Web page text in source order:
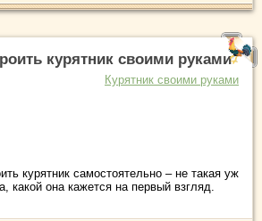
курятник своими руками
Курятник своими руками
курятник самостоятельно – не такая уж
какой она кажется на первый взгляд.